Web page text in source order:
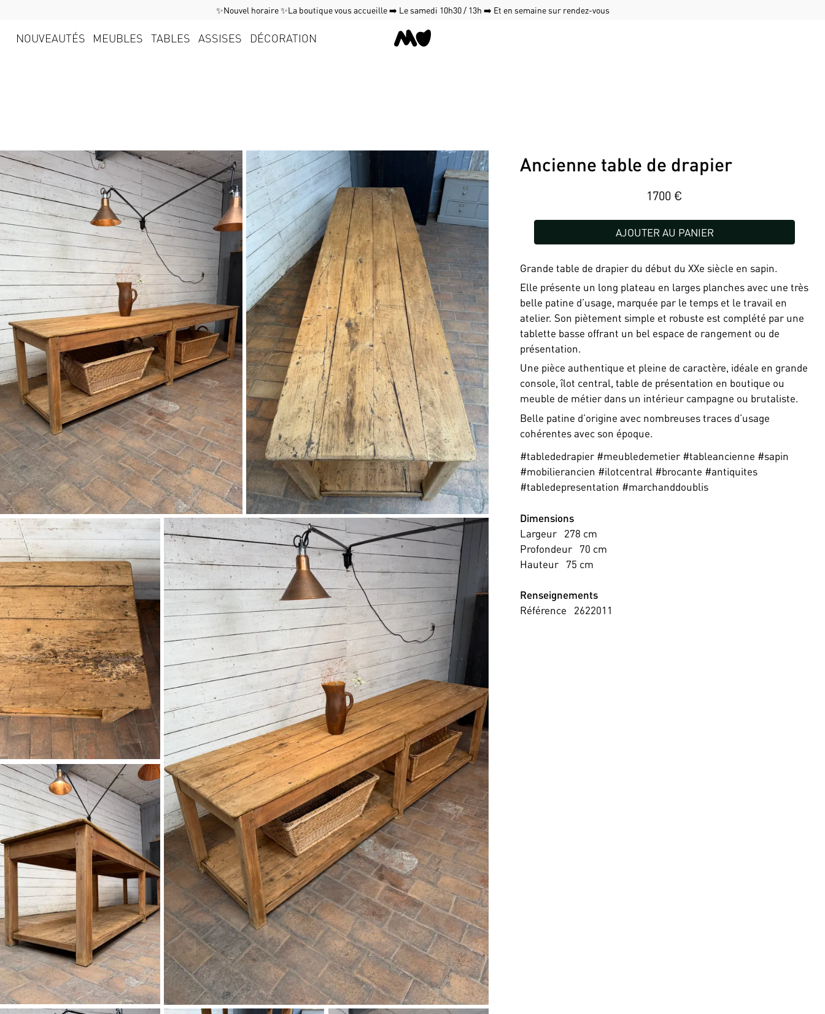
✨Nouvel horaire ✨La boutique vous accueille ➡️ Le samedi 10h30 / 13h ➡️ Et en semaine sur rendez-vous
NOUVEAUTÉS MEUBLES TABLES ASSISES DÉCORATION
Ancienne table de drapier
1700 €
AJOUTER AU PANIER
Grande table de drapier du début du XXe siècle en sapin.
Elle présente un long plateau en larges planches avec une très
belle patine d’usage, marquée par le temps et le travail en
atelier. Son piètement simple et robuste est complété par une
tablette basse offrant un bel espace de rangement ou de
présentation.
Une pièce authentique et pleine de caractère, idéale en grande
console, îlot central, table de présentation en boutique ou
meuble de métier dans un intérieur campagne ou brutaliste.
Belle patine d’origine avec nombreuses traces d’usage
cohérentes avec son époque.
#tablededrapier #meubledemetier #tableancienne #sapin
#mobilierancien #ilotcentral #brocante #antiquites
#tabledepresentation #marchanddoublis
Dimensions
Largeur
278 cm
Profondeur
70 cm
Hauteur
75 cm
Renseignements
Référence
2622011